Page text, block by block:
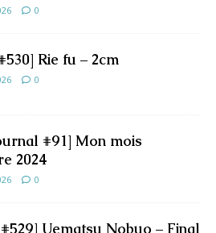
0
Rie fu – 2cm
0
#91] Mon mois
2024
0
Uematsu Nobuo – Final